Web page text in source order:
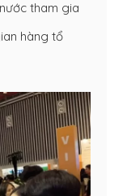
tham gia
hàng tổ